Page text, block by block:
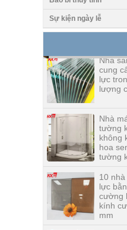
Sự kiện ngày lễkính
cung
lực
lượng
tường
không
hoa
tường
lực
cường
kính
mm